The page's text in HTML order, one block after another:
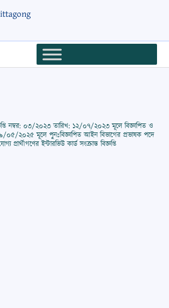
নম্বর: ০৩/২০২৩ তারিখ: ১২/০৭/২০২৩ মূলে বিজ্ঞাপিত ও
০৫/২০২৫ মূলে পুনঃবিজ্ঞাপিত আইন বিভাগের প্রভাষক পদে
প্রার্থীগণের ইন্টারভিউ কার্ড সংক্রান্ত বিজ্ঞপ্তি